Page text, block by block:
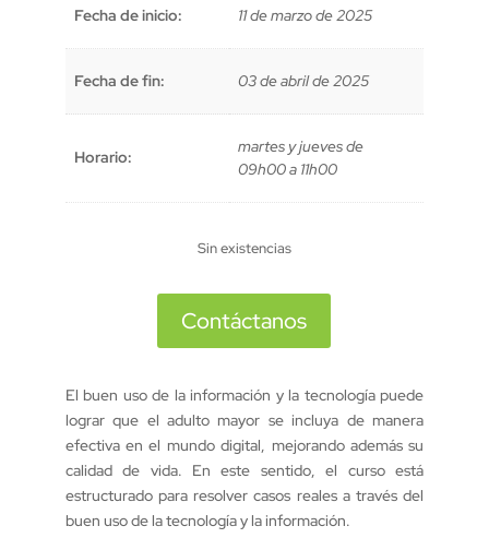
Fecha de inicio: 11 de marzo de 2025
Fecha de fin: 03 de abril de 2025
Horario:
martes y jueves de
09h00 a 11h00
Sin existencias
Contáctanos
El buen uso de la información y la tecnología puede
lograr que el adulto mayor se incluya de manera
efectiva en el mundo digital, mejorando además su
calidad de vida. En este sentido, el curso está
estructurado para resolver casos reales a través del
buen uso de la tecnología y la información.